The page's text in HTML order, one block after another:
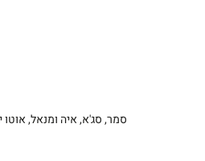
סמר, סג'א, איה ומנאל, אוטו